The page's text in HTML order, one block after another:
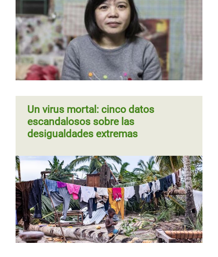
Un virus mortal: cinco datos
escandalosos sobre las
desigualdades extremas